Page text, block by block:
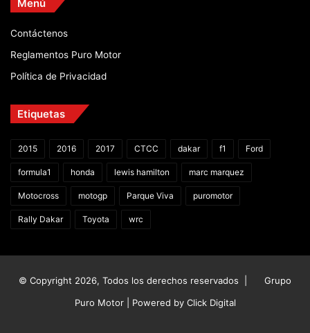
Menú
Contáctenos
Reglamentos Puro Motor
Política de Privacidad
Etiquetas
2015 2016 2017 CTCC dakar f1 Ford
formula1 honda lewis hamilton marc marquez
Motocross motogp Parque Viva puromotor
Rally Dakar Toyota wrc
© Copyright 2026, Todos los derechos reservados |
Grupo
Puro Motor | Powered by Click Digital